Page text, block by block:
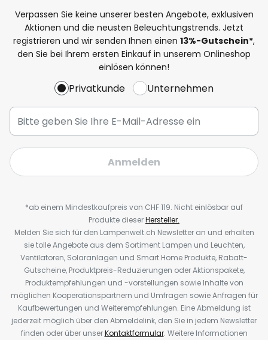
Verpassen Sie keine unserer besten Angebote, exklusiven
Aktionen und die neusten Beleuchtungstrends. Jetzt
registrieren und wir senden Ihnen einen 13%-Gutschein*,
den Sie bei Ihrem ersten Einkauf in unserem Onlineshop
einlösen können!
Privatkunde Unternehmen
Anmelden
*ab einem Mindestkaufpreis von CHF 119. Nicht einlösbar auf
Produkte dieserHersteller.
Melden Sie sich für den Lampenwelt.ch Newsletter an und erhalten
sie tolle Angebote aus dem Sortiment Lampen und Leuchten,
Ventilatoren, Solaranlagen und Smart Home Produkte, Rabatt-
Gutscheine, Produktpreis-Reduzierungen oder Aktionspakete,
Produktempfehlungen und -vorstellungen sowie Inhalte von
möglichen Kooperationspartnern und Umfragen sowie Anfragen für
Kaufbewertungen und Weiterempfehlungen. Eine Abmeldung ist
jederzeit möglich über den Abmeldelink, den Sie in jedem Newsletter
finden oder über unserKontaktformular. Weitere Informationen